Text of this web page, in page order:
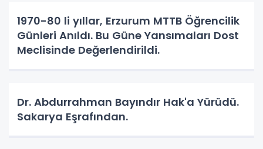
1970-80 li yıllar, Erzurum MTTB Öğrencilik
Günleri Anıldı. Bu Güne Yansımaları Dost
Meclisinde Değerlendirildi.
Dr. Abdurrahman Bayındır Hak'a Yürüdü.
Sakarya Eşrafından.